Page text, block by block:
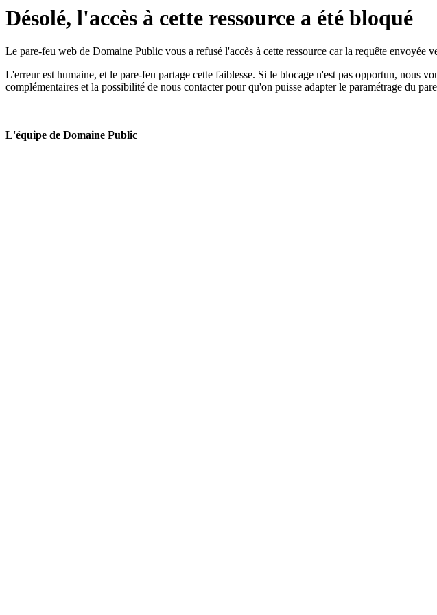
Désolé, l'accès à cette ressource a été bloqué
Le pare-feu web de Domaine Public vous a refusé l'accès à cette ressource car la requête envoyée
L'erreur est humaine, et le pare-feu partage cette faiblesse. Si le blocage n'est pas opportun, nous
complémentaires et la possibilité de nous contacter pour qu'on puisse adapter le paramétrage du
L'équipe de Domaine Public